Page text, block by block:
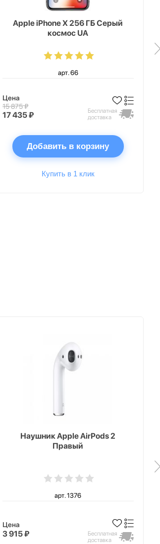
Apple iPhone X 256 ГБ Серый
космос UA
арт. 66
Цена
15 875 ₽
17 435 ₽
Бесплатная
доставка
Добавить в корзину
Купить в 1 клик
Наушник Apple AirPods 2
Правый
арт. 1376
Цена
3 915 ₽
Бесплатная
доставка